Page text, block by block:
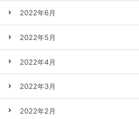
2022年6月
2022年5月
2022年4月
2022年3月
2022年2月